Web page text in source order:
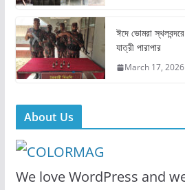
ঈদে ভোমরা
যাত্রী পারাপার
March 17, 2026
About Us
We love WordPress and